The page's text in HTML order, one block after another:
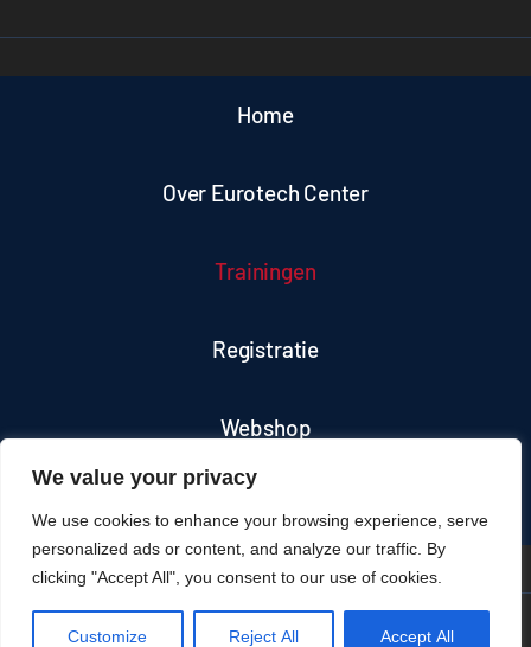
We value your privacy
We use cookies to enhance your browsing experience, serve
personalized ads or content, and analyze our traffic. By
clicking "Accept All", you consent to our use of cookies.
Customize Reject All Accept All
Home
Over Eurotech Center
Trainingen
Registratie
Webshop